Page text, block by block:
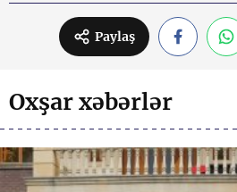
Paylaş
Oxşar xəbərlər